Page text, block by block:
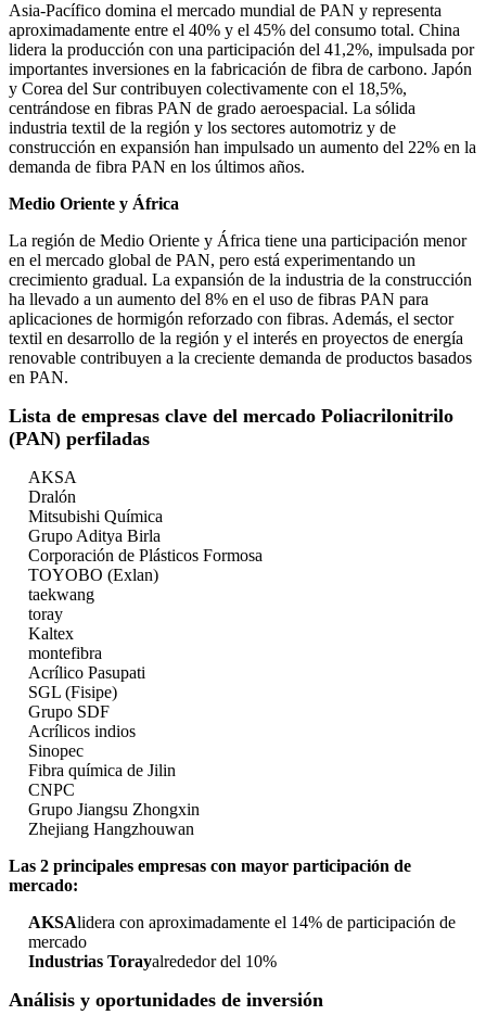
Asia-Pacífico domina el mercado mundial de PAN y representa
aproximadamente entre el 40% y el 45% del consumo total. China
lidera la producción con una participación del 41,2%, impulsada por
importantes inversiones en la fabricación de fibra de carbono. Japón
y Corea del Sur contribuyen colectivamente con el 18,5%,
centrándose en fibras PAN de grado aeroespacial. La sólida
industria textil de la región y los sectores automotriz y de
construcción en expansión han impulsado un aumento del 22% en la
demanda de fibra PAN en los últimos años.
Medio Oriente y África
La región de Medio Oriente y África tiene una participación menor
en el mercado global de PAN, pero está experimentando un
crecimiento gradual. La expansión de la industria de la construcción
ha llevado a un aumento del 8% en el uso de fibras PAN para
aplicaciones de hormigón reforzado con fibras. Además, el sector
textil en desarrollo de la región y el interés en proyectos de energía
renovable contribuyen a la creciente demanda de productos basados ​​
en PAN.
Lista de empresas clave del mercado Poliacrilonitrilo
(PAN) perfiladas
AKSA
Dralón
Mitsubishi Química
Grupo Aditya Birla
Corporación de Plásticos Formosa
TOYOBO (Exlan)
taekwang
toray
Kaltex
montefibra
Acrílico Pasupati
SGL (Fisipe)
Grupo SDF
Acrílicos indios
Sinopec
Fibra química de Jilin
CNPC
Grupo Jiangsu Zhongxin
Zhejiang Hangzhouwan
Las 2 principales empresas con mayor participación de
mercado:
AKSAlidera con aproximadamente el 14% de participación de
mercado
Industrias Torayalrededor del 10%
Análisis y oportunidades de inversión